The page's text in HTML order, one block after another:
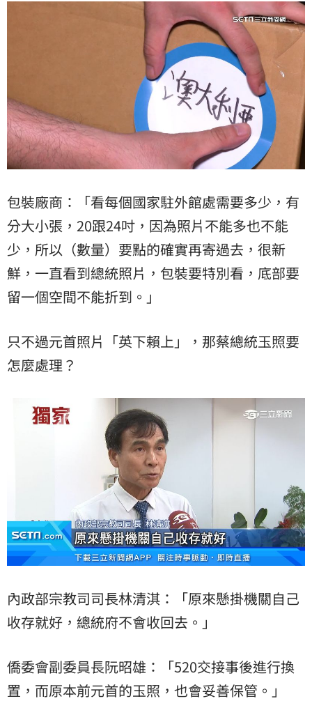
包裝廠商：「看每個國家駐外館處需要多少，有
分大小張，20跟24吋，因為照片不能多也不能
少，所以（數量）要點的確實再寄過去，很新
鮮，一直看到總統照片，包裝要特別看，底部要
留一個空間不能折到。」
只不過元首照片「英下賴上」，那蔡總統玉照要
怎麼處理？
內政部宗教司司長林清淇：「原來懸掛機關自己
收存就好，總統府不會收回去。」
僑委會副委員長阮昭雄：「520交接事後進行換
置，而原本前元首的玉照，也會妥善保管。」